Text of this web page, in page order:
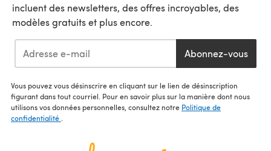
incluent des newsletters, des offres incroyables, des
modèles gratuits et plus encore.
Abonnez-vous
Vous pouvez vous désinscrire en cliquant sur le lien de désinscription
figurant dans tout courriel. Pour en savoir plus sur la manière dont nous
utilisons vos données personnelles, consultez notre Politique de
confidentialité